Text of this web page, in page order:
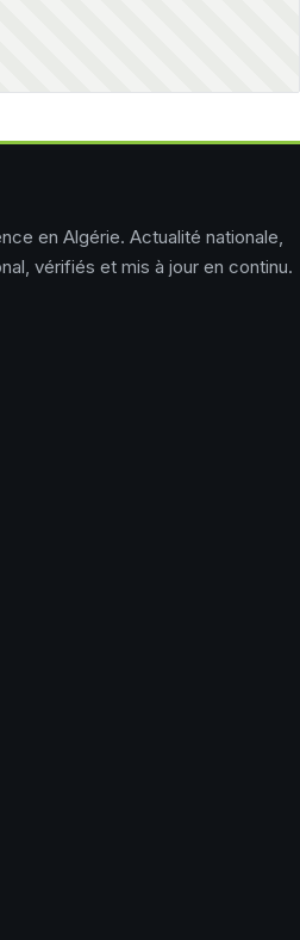
en Algérie. Actualité nationale,
vérifiés et mis à jour en continu.